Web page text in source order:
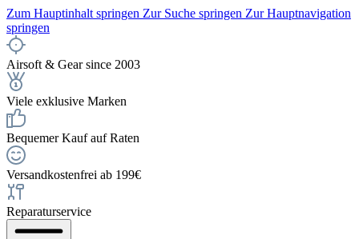
Zum Hauptinhalt springen Zur Suche springen Zur Hauptnavigation
springen
Airsoft & Gear since 2003
Viele exklusive Marken
Bequemer Kauf auf Raten
Versandkostenfrei ab 199€
Reparaturservice